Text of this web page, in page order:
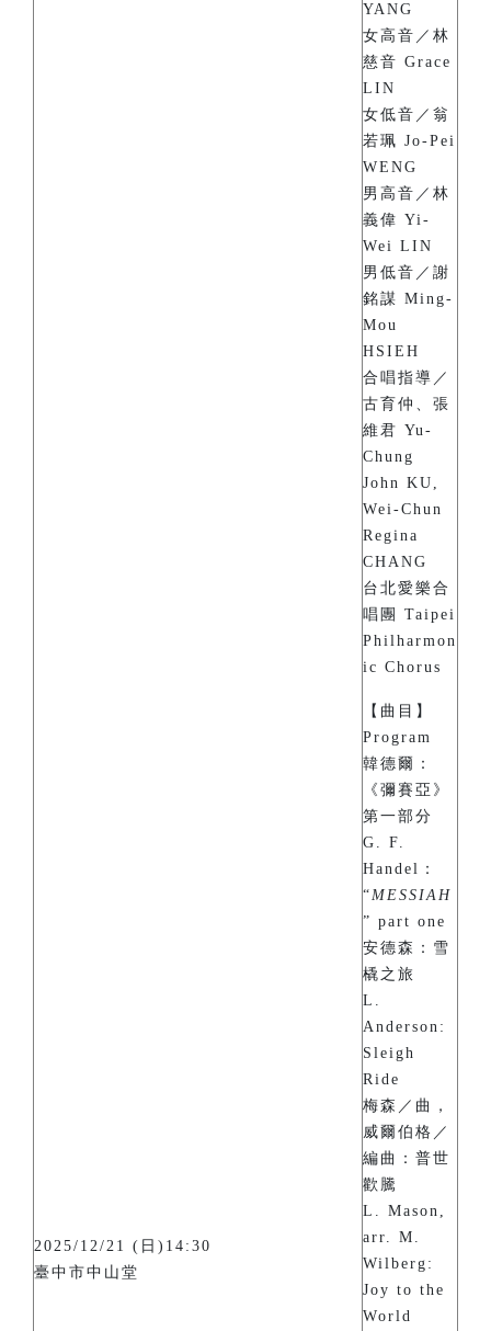
2025/12/21 (日)14:30
臺中市中山堂
YANG
女高音／林
慈音 Grace
LIN
女低音／翁
若珮 Jo-Pei
WENG
男高音／林
義偉 Yi-
Wei LIN
男低音／謝
銘謀 Ming-
Mou
HSIEH
合唱指導／
古育仲、張
維君 Yu-
Chung
John KU,
Wei-Chun
Regina
CHANG
台北愛樂合
唱團 Taipei
Philharmon
ic Chorus
【曲目】
Program
韓德爾：
《彌賽亞》
第一部分
G. F.
Handel：
“MESSIAH
” part one
安德森：雪
橇之旅
L.
Anderson:
Sleigh
Ride
梅森／曲，
威爾伯格／
編曲：普世
歡騰
L. Mason,
arr. M.
Wilberg:
Joy to the
World